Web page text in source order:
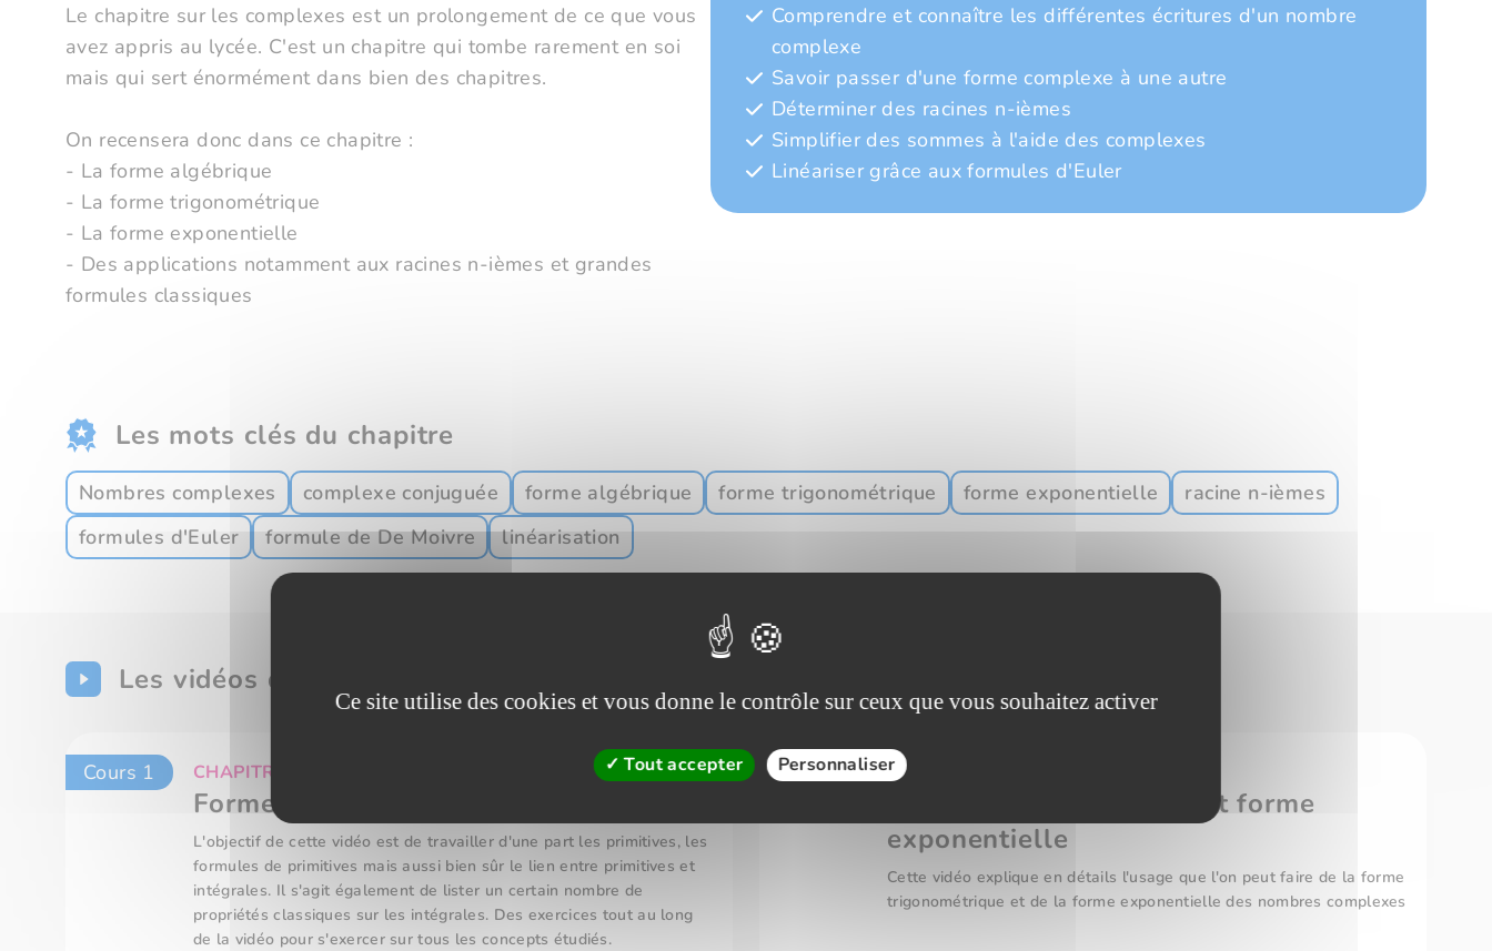
Le chapitre sur les complexes est un prolongement de ce que vous
avez appris au lycée. C'est un chapitre qui tombe rarement en soi
mais qui sert énormément dans bien des chapitres.
On recensera donc dans ce chapitre :
- La forme algébrique
- La forme trigonométrique
- La forme exponentielle
- Des applications notamment aux racines n-ièmes et grandes
formules classiques
Comprendre et connaître les différentes écritures d'un nombre
complexe
Savoir passer d'une forme complexe à une autre
Déterminer des racines n-ièmes
Simplifier des sommes à l'aide des complexes
Linéariser grâce aux formules d'Euler
Les mots clés du chapitre
Nombres complexes complexe conjuguée forme algébrique forme trigonométrique forme exponentielle
racine n-ièmes
formules d'Euler
formule de De Moivre linéarisation
Les vidéos du chapitre
Cours 1 CHAPITRE : Nombres complexes
Forme algébrique
L'objectif de cette vidéo est de travailler d'une part les primitives, les
formules de primitives mais aussi bien sûr le lien entre primitives et
intégrales. Il s'agit également de lister un certain nombre de
propriétés classiques sur les intégrales. Des exercices tout au long
de la vidéo pour s'exercer sur tous les concepts étudiés.
Cours 2 CHAPITRE : Nombres complexes
Forme trigonométrique et forme
exponentielle
Cette vidéo explique en détails l'usage que l'on peut faire de la forme
trigonométrique et de la forme exponentielle des nombres complexes
Ce site utilise des cookies et vous donne le contrôle sur ceux que vous souhaitez activer
Tout accepter Personnaliser